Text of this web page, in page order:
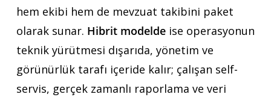
hem ekibi hem de mevzuat takibini paket
olarak sunar. Hibrit modeldeise operasyonun
teknik yürütmesi dışarıda, yönetim ve
görünürlük tarafı içeride kalır; çalışan self-
servis, gerçek zamanlı raporlama ve veri